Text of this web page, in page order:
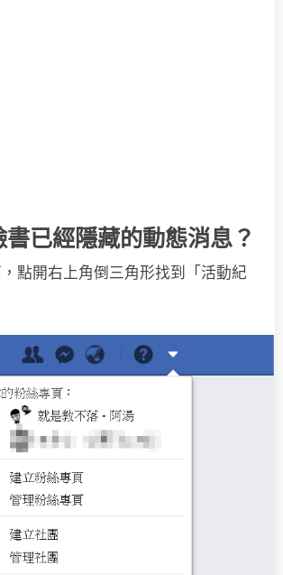
已經隱藏的動態消息？
點開右上角倒三角形找到「活動紀